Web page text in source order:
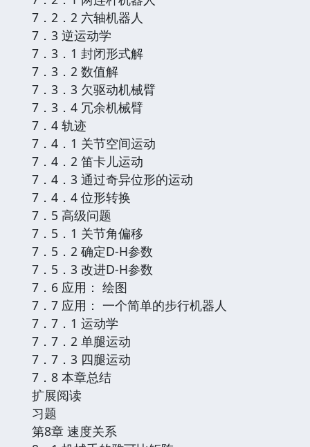
7．2．2 六轴机器人
7．3 逆运动学
7．3．1 封闭形式解
7．3．2 数值解
7．3．3 欠驱动机械臂
7．3．4 冗余机械臂
7．4 轨迹
7．4．1 关节空间运动
7．4．2 笛卡儿运动
7．4．3 通过奇异位形的运动
7．4．4 位形转换
7．5 高级问题
7．5．1 关节角偏移
7．5．2 确定D-H参数
7．5．3 改进D-H参数
7．6 应用： 绘图
7．7 应用： 一个简单的步行机器人
7．7．1 运动学
7．7．2 单腿运动
7．7．3 四腿运动
7．8 本章总结
扩展阅读
习题
第8章 速度关系